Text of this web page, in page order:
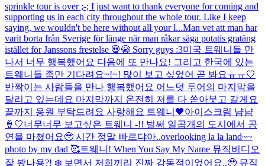
sprinkle tour is over ;-; I just want to thank everyone for coming and
supporting us in each city throughout the whole tour. Like I keep
saying, we wouldn't be here without all your l...Man vet att man har
varit borta från Sverige för länge när man råkar säga potatis gratäng
istället för Janssons frestelse 💀😭 Sorry guys :3미국 트웨니들 만
나서 너무 행복했어요 다음에 또 만나요! 그리고 한국에 있는
트웨니들 좀만 기다려요~!~! 많이 보고 싶었어 곧 봐요ㅠㅠ🤍
반짝이는 사람들을 만나 행복했어요 어느덧 투어의 마지막을
달리고 있는데요 마지막까지 온전히 저를 다 쏟아붓고 갈게요
끝까지 응원 부탁드려요 사랑해요 트웨니🖤아이스크림 냠냠
🍦🤍너무너무 보고싶은 트웨니 -!! 벌써 일곱개의 도시에서 공
연을 마쳤어요🥹 시간 정말 빠르댜아..overlooking la la land~~
photo by my dad 🥰트웨니! When You Say My Name 뮤직비디오
잘 봤나용?! ❄️ 보면서 저희끼리 진짜 감동적이었어요..🥹 뮤직